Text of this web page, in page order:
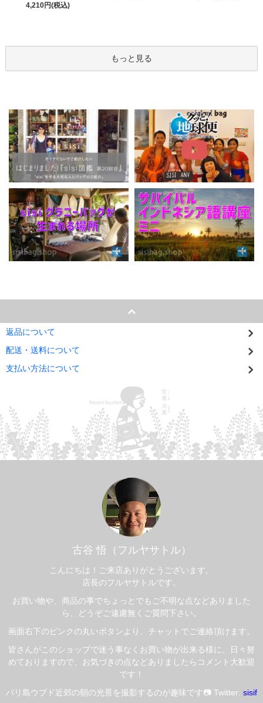
4,210円(税込)
もっと見る
返品について
配送・送料について
支払い方法について
古谷 悟（フルヤサトル）
こんにちは！ご来店ありがとうございます。
店長のフルヤサトルです。
お買い物や、商品の事でちょっとでもご不明な点などありました
ら、どうぞご遠慮無くご質問下さい。
画面右下のピンクの丸いボタンより、チャットでご連絡頂けます。
皆さんがこのショップで迷う事なくお買い物が出来る様に、日々努
めておりますので、お気づきの点などありましたらコメント大歓迎
です！
バリ島ウブド近郊の朝の光景を撮影するのが趣味です📷 Twitter: sisif